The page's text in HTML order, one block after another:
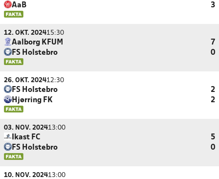
AaB 3
12. OKT. 202415:30
Aalborg KFUM
7
FS Holstebro
0
26. OKT. 202412:30
FS Holstebro
2
Hjørring FK
2
03. NOV. 202413:00
Ikast FC
5
FS Holstebro
0
10. NOV. 202413:00